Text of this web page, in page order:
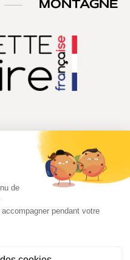
MONTAGNE
réservés.